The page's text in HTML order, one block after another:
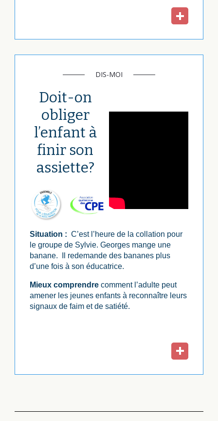
DIS-MOI
Doit-on
obliger
l’enfant à
finir son
assiette?
Situation : C’est l’heure de la collation pour
le groupe de Sylvie. Georges mange une
banane. Il redemande des bananes plus
d’une fois à son éducatrice.
Mieux comprendre comment l’adulte peut
amener les jeunes enfants à reconnaître leurs
signaux de faim et de satiété.